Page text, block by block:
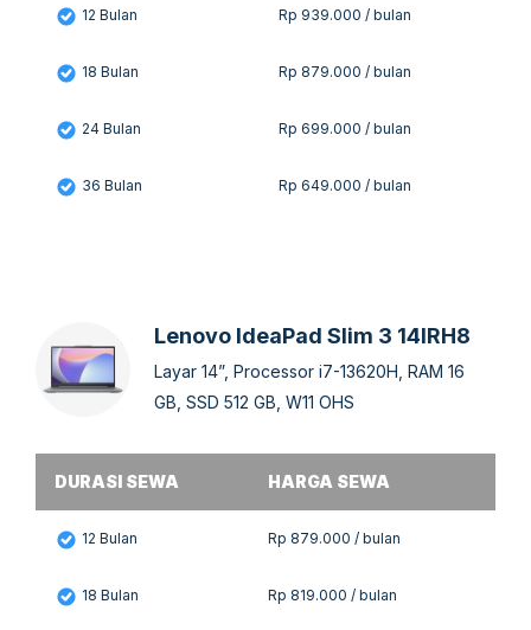
12 Bulan Rp 939.000 / bulan
18 Bulan Rp 879.000 / bulan
24 Bulan Rp 699.000 / bulan
36 Bulan Rp 649.000 / bulan
Lenovo IdeaPad Slim 3 14IRH8
Layar 14”, Processor i7-13620H, RAM 16
GB, SSD 512 GB, W11 OHS
DURASI SEWA HARGA SEWA
12 Bulan Rp 879.000 / bulan
18 Bulan Rp 819.000 / bulan